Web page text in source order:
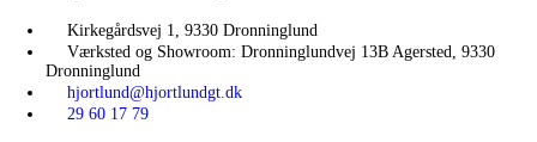
Kirkegårdsvej 1, 9330 Dronninglund
Værksted og Showroom: Dronninglundvej 13B Agersted, 9330
Dronninglund
hjortlund@hjortlundgt.dk
29 60 17 79